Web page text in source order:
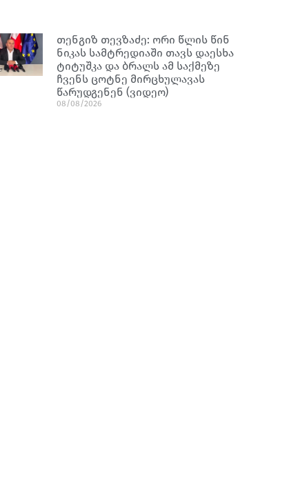
თენგიზ თევზაძე: ორი წლის წინ
ნიკას სამტრედიაში თავს დაესხა
ტიტუშკა და ბრალს ამ საქმეზე
ჩვენს ცოტნე მირცხულავას
წარუდგენენ (ვიდეო)
08/08/2026